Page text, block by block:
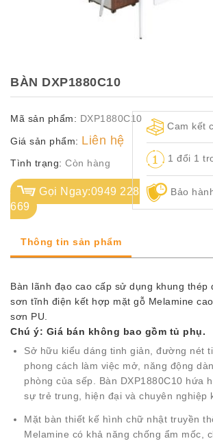
MÃ
CH.
SÁCH
Q.
ĐỊNH
BÀN DXP1880C10
Mã sản phẩm: DXP1880C10
Giá sản phẩm: Liên hệ
Tình trạng: Còn hàng
Gọi Ngay:0949 228
669
Cam kết
1 đổi 1
Bảo
Thông tin sản phẩm
Bàn lãnh đạo cao cấp sử dụng khung thép
sơn tĩnh điện kết hợp mặt gỗ Melamine
sơn PU.
Chú ý: Giá bán không bao gồm tủ phụ.
Sở hữu kiểu dáng tinh giản, đường nét
phong cách làm việc mở, năng động
phòng của sếp. Bàn DXP1880C10 hứa
sự trẻ trung, hiện đại và chuyên nghiệp
Mặt bàn thiết kế hình chữ nhật truyền
Melamine có khả năng chống ẩm mốc,